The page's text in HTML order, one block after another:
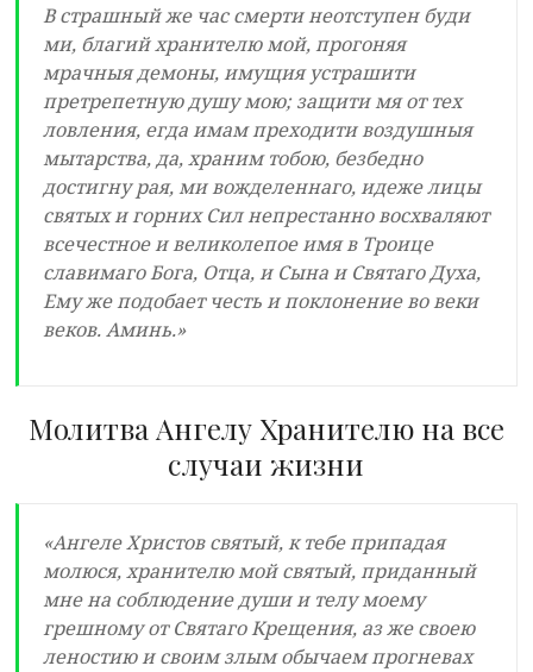
В страшный же час смерти неотступен буди
ми, благий хранителю мой, прогоняя
мрачныя демоны, имущия устрашити
претрепетную душу мою; защити мя от тех
ловления, егда имам преходити воздушныя
мытарства, да, храним тобою, безбедно
достигну рая, ми вожделеннаго, идеже лицы
святых и горних Сил непрестанно восхваляют
всечестное и великолепое имя в Троице
славимаго Бога, Отца, и Сына и Святаго Духа,
Ему же подобает честь и поклонение во веки
веков. Аминь.»
Молитва Ангелу Хранителю на все
случаи жизни
«Ангеле Христов святый, к тебе припадая
молюся, хранителю мой святый, приданный
мне на соблюдение души и телу моему
грешному от Святаго Крещения, аз же своею
леностию и своим злым обычаем прогневах